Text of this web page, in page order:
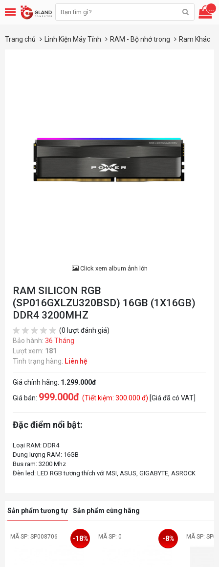
...
Trang chủ Linh Kiện Máy Tính RAM - Bộ nhớ trong Ram Khác
Click xem album ảnh lớn
RAM SILICON RGB
(SP016GXLZU320BSD) 16GB (1X16GB)
DDR4 3200MHZ
(0 lượt đánh giá)
Bảo hành: 36 Tháng
Lượt xem: 181
Tình trạng hàng: Liên hệ
Giá chính hãng: 1.299.000đ
Giá bán: 999.000đ (Tiết kiệm: 300.000 đ) [Giá đã có VAT]
Đặc điểm nổi bật:
Loại RAM: DDR4
Dung lượng RAM: 16GB
Bus ram: 3200 Mhz
Sản phẩm tương tự Sản phẩm cùng hãng
MÃ SP: SP008706 -18% MÃ SP: 0 -8% MÃ SP: